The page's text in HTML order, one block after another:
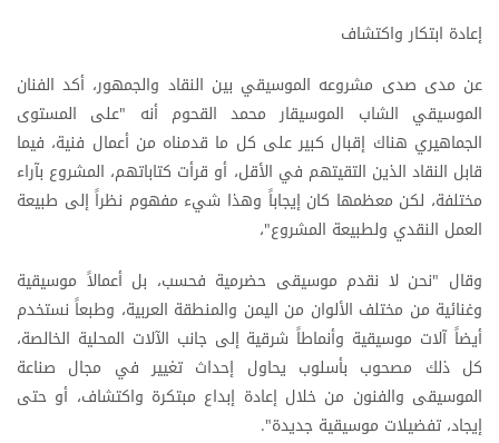
إعادة ابتكار واكتشاف
عن مدى صدى مشروعه الموسيقي بين النقاد والجمهور، أكد الفنان
الموسيقي الشاب الموسيقار محمد القحوم أنه "على المستوى
الجماهيري هناك إقبال كبير على كل ما قدمناه من أعمال فنية، فيما
قابل النقاد الذين التقيتهم في الأقل، أو قرأت كتاباتهم، المشروع بآراء
مختلفة، لكن معظمها كان إيجاباً وهذا شيء مفهوم نظراً إلى طبيعة
العمل النقدي ولطبيعة المشروع"،
وقال "نحن لا نقدم موسيقى حضرمية فحسب، بل أعمالاً موسيقية
وغنائية من مختلف الألوان من اليمن والمنطقة العربية، وطبعاً نستخدم
أيضاً آلات موسيقية وأنماطاً شرقية إلى جانب الآلات المحلية الخالصة،
كل ذلك مصحوب بأسلوب يحاول إحداث تغيير في مجال صناعة
الموسيقى والفنون من خلال إعادة إبداع مبتكرة واكتشاف، أو حتى
إيجاد، تفضيلات موسيقية جديدة".